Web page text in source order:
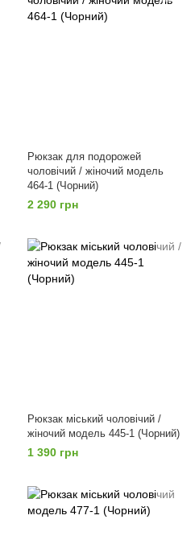
Рюкзак для подорожей
чоловічий / жіночий модель
464-1 (Чорний)
2 290 грн
Рюкзак міський чоловічий /
жіночий модель 445-1 (Чорний)
1 390 грн